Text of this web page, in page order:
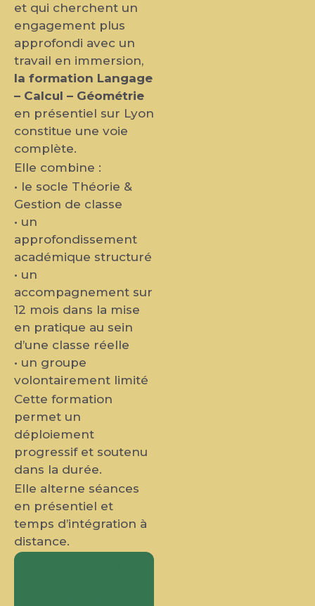
et qui cherchent un
engagement plus
approfondi avec un
travail en immersion,
la formation Langage
– Calcul – Géométrie
en présentiel sur Lyon
constitue une voie
complète.
Elle combine :
• le socle Théorie &
Gestion de classe
• un
approfondissement
académique structuré
• un
accompagnement sur
12 mois dans la mise
en pratique au sein
d’une classe réelle
• un groupe
volontairement limité
Cette formation
permet un
déploiement
progressif et soutenu
dans la durée.
Elle alterne séances
en présentiel et
temps d’intégration à
distance.